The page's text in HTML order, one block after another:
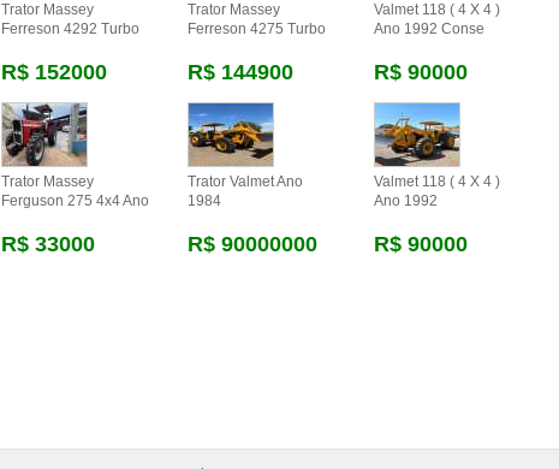
Trator Massey
Ferreson 4292 Turbo
R$ 152000
Trator Massey
Ferreson 4275 Turbo
R$ 144900
Valmet 118 ( 4 X 4 )
Ano 1992 Conse
R$ 90000
Trator Massey
Ferguson 275 4x4 Ano
R$ 33000
Trator Valmet Ano
1984
R$ 90000000
Valmet 118 ( 4 X 4 )
Ano 1992
R$ 90000